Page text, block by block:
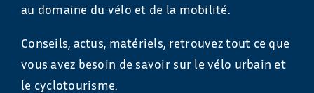
au domaine du vélo et de la mobilité.
Conseils, actus, matériels, retrouvez tout ce que
vous avez besoin de savoir sur le vélo urbain et
le cyclotourisme.